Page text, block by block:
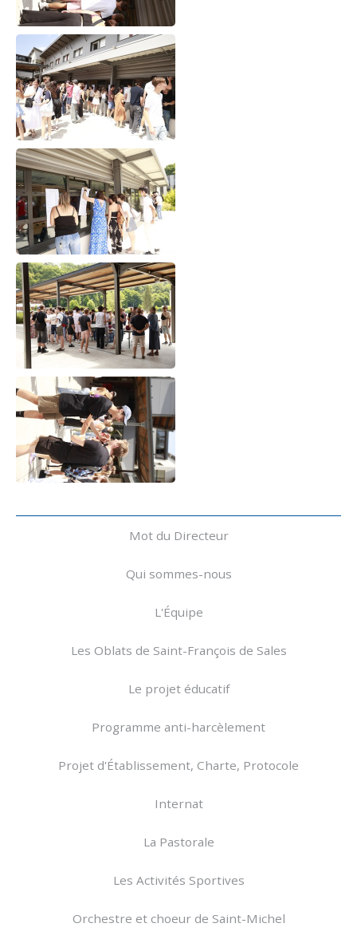
Navigation
Mot du Directeur
Qui sommes-nous
L'Équipe
Les Oblats de Saint-François de Sales
Le projet éducatif
Programme anti-harcèlement
Projet d'Établissement, Charte, Protocole
Internat
La Pastorale
Les Activités Sportives
Orchestre et choeur de Saint-Michel